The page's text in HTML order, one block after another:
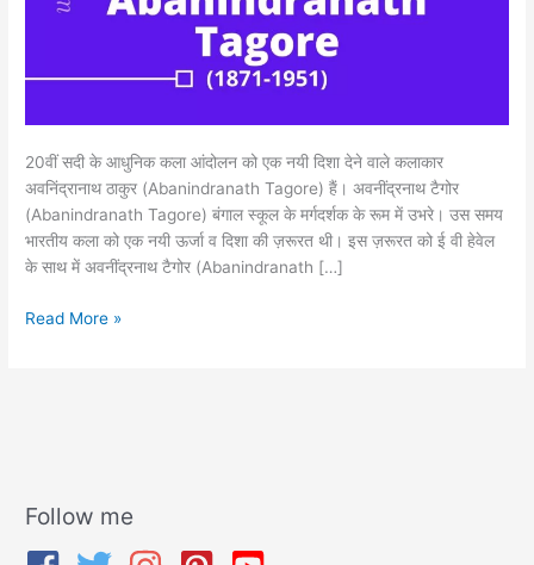
20वीं सदी के आधुनिक कला आंदोलन को एक नयी दिशा देने वाले कलाकार
अवनिंद्रानाथ ठाकुर (Abanindranath Tagore) हैं। अवनींद्रनाथ टैगोर
(Abanindranath Tagore) बंगाल स्कूल के मर्गदर्शक के रूम में उभरे। उस समय
भारतीय कला को एक नयी ऊर्जा व दिशा की ज़रूरत थी। इस ज़रूरत को ई वी हेवेल
के साथ में अवनींद्रनाथ टैगोर (Abanindranath […]
Read More »
Follow me
A